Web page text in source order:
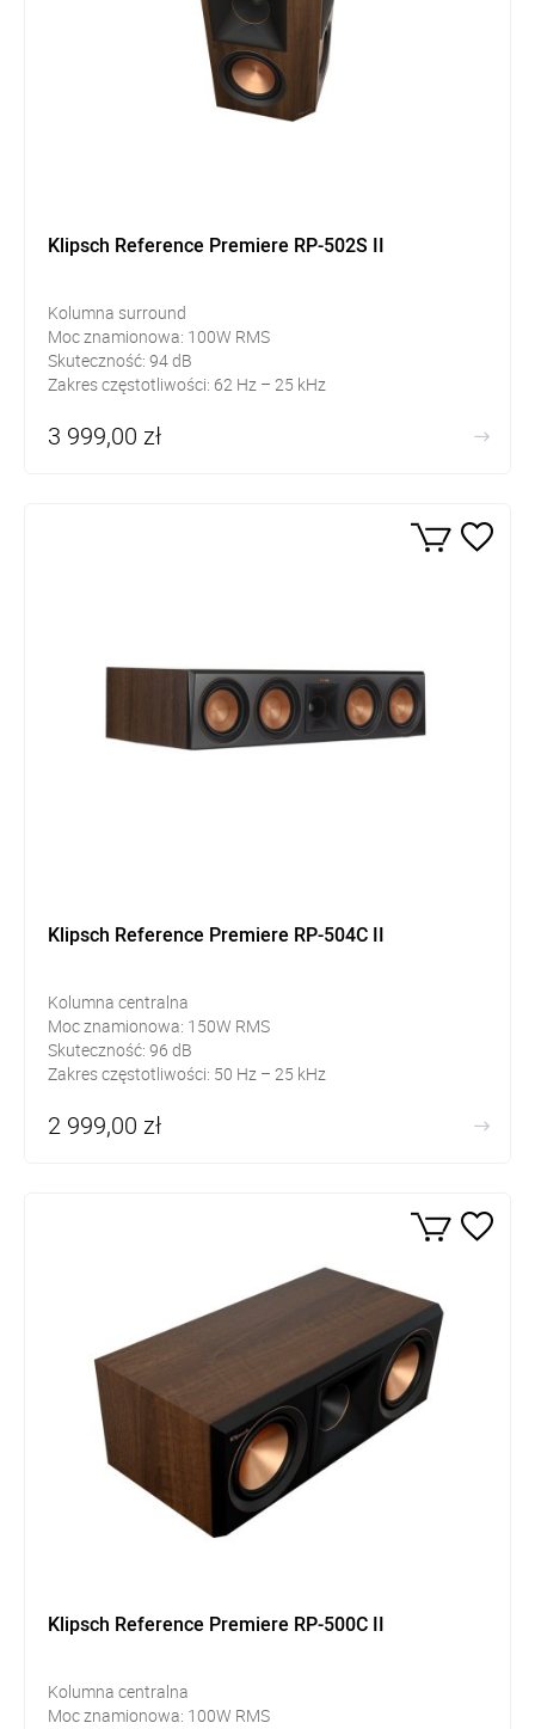
Klipsch Reference Premiere RP-502S II
Kolumna surround
Moc znamionowa: 100W RMS
Skuteczność: 94 dB
Zakres częstotliwości: 62 Hz – 25 kHz
3 999,00 zł
Klipsch Reference Premiere RP-504C II
Kolumna centralna
Moc znamionowa: 150W RMS
Skuteczność: 96 dB
Zakres częstotliwości: 50 Hz – 25 kHz
2 999,00 zł
Klipsch Reference Premiere RP-500C II
Kolumna centralna
Moc znamionowa: 100W RMS